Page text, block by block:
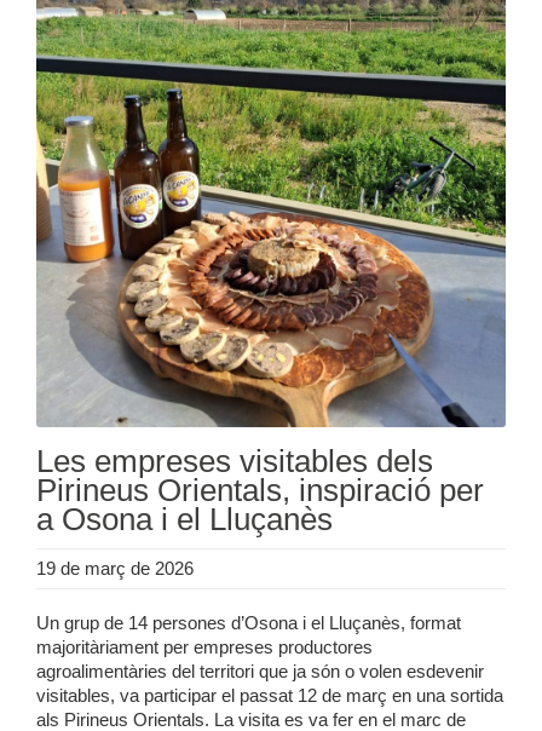
Les empreses visitables dels
Pirineus Orientals, inspiració per
a Osona i el Lluçanès
19 de març de 2026
Un grup de 14 persones d’Osona i el Lluçanès, format
majoritàriament per empreses productores
agroalimentàries del territori que ja són o volen esdevenir
visitables, va participar el passat 12 de març en una sortida
als Pirineus Orientals. La visita es va fer en el marc de